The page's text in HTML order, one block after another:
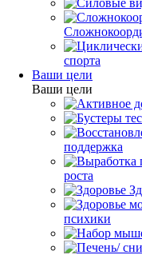
спорта
Ваши цели
Ваши цели
поддержка
роста
психики